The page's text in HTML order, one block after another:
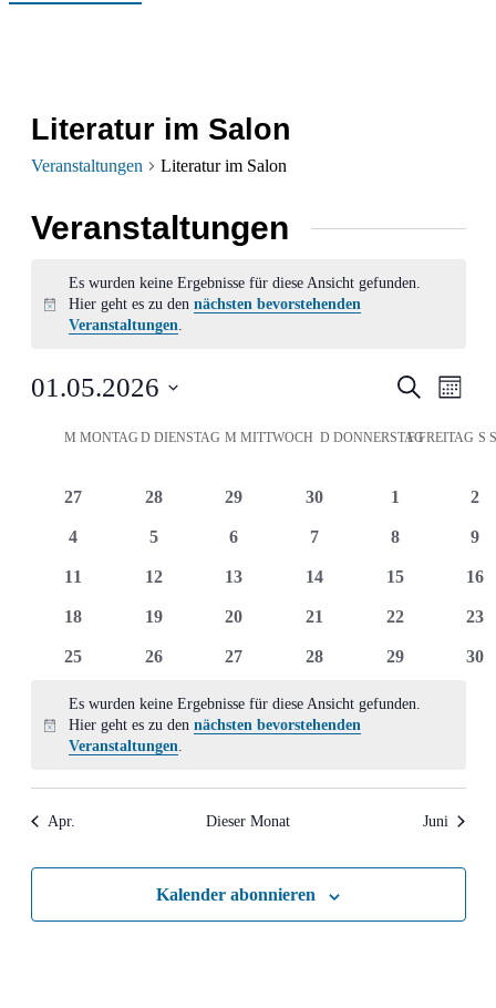
Literatur im Salon
Veranstaltungen Literatur im Salon
Veranstaltungen
Hinweis
Es wurden keine Ergebnisse für diese Ansicht gefunden.
Hier geht es zu dennächsten bevorstehenden
Veranstaltungen.
Suche
SucheMonat
01.05.2026
wählen.
Kalender
von
Veranstaltungen
MMONTAG DDIENSTAG M MITTWOCH D DONNERSTAG
FFREITAG S
0
27
0
28
0
29
0
30
0
1
0
2
0
4
0
5
0
6
0
7
0
8
0
9
0
11
0
12
0
13
0
14
0
15
0
16
0
18
0
19
0
20
0
21
0
22
0
23
0
25
0
26
0
27
0
28
0
29
0
30
Hinweis
Es wurden keine Ergebnisse für diese Ansicht gefunden.
Hier geht es zu dennächsten bevorstehenden
Veranstaltungen.
Apr. Dieser Monat Juni
Kalender abonnieren